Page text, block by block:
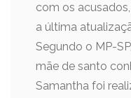
com os
a última
Segundo o MP-
mãe de santo
Samantha foi